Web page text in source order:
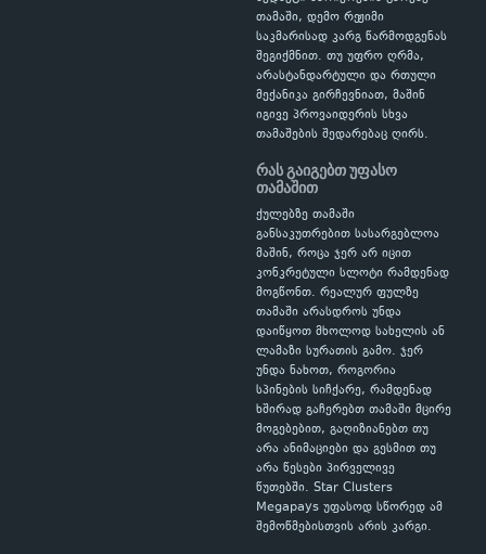
თამაში, დემო რეჟიმი
საკმარისად კარგ წარმოდგენას
შეგიქმნით. თუ უფრო ღრმა,
არასტანდარტული და რთული
მექანიკა გირჩევნიათ, მაშინ
იგივე პროვაიდერის სხვა
თამაშების შედარებაც ღირს.
რას გაიგებთ უფასო
თამაშით
ქულებზე თამაში
განსაკუთრებით სასარგებლოა
მაშინ, როცა ჯერ არ იცით
კონკრეტული სლოტი რამდენად
მოგწონთ. რეალურ ფულზე
თამაში არასდროს უნდა
დაიწყოთ მხოლოდ სახელის ან
ლამაზი სურათის გამო. ჯერ
უნდა ნახოთ, როგორია
სპინების სიჩქარე, რამდენად
ხშირად გაჩერებთ თამაში მცირე
მოგებებით, გაღიზიანებთ თუ
არა ანიმაციები და გესმით თუ
არა წესები პირველივე
წუთებში. Star Clusters
Megapays უფასოდ სწორედ ამ
შემოწმებისთვის არის კარგი.